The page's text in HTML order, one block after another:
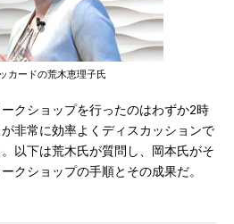
カードの荒木恵理子氏
クショップを行ったのはわずか2時
非常に効率よくディスカッションで
以下は荒木氏が質問し、岡本氏がそ
クショップの手順とその成果だ。